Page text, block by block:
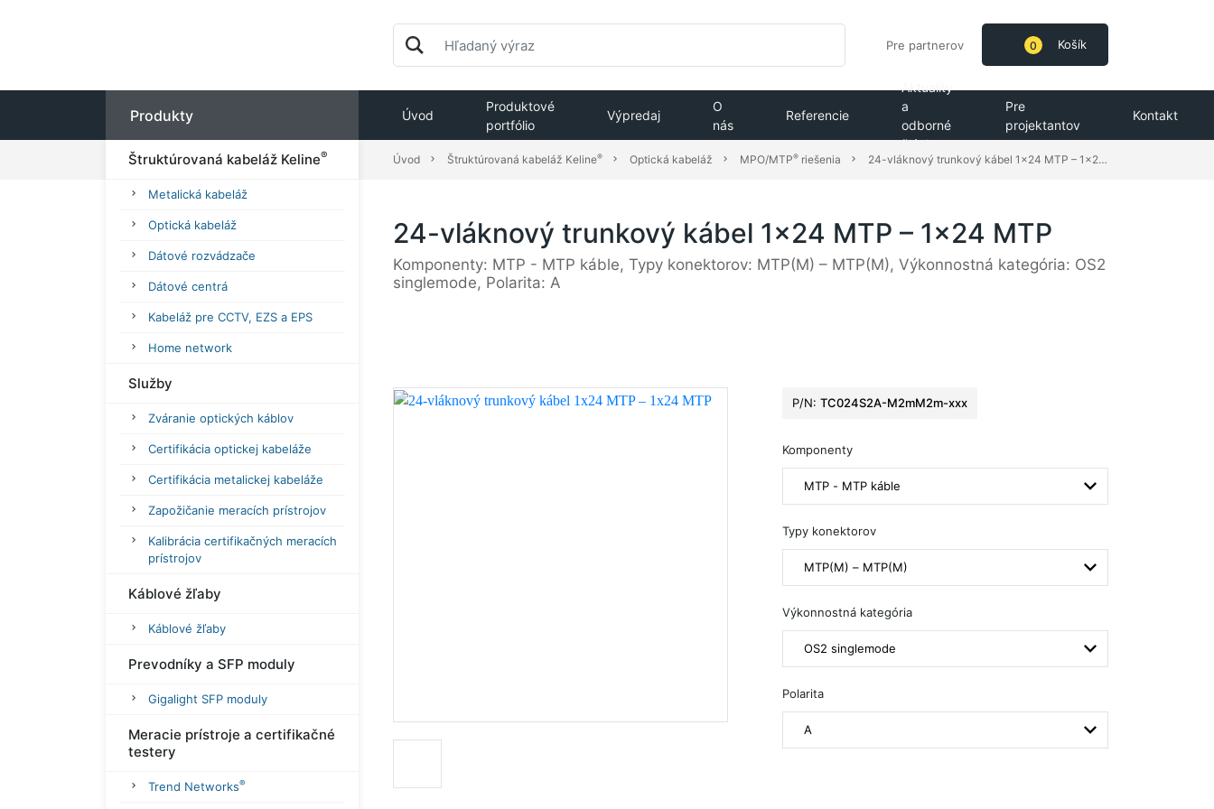
Pre partnerov 0 Košík
Produkty Úvod
Produktové
portfólio
Výpredaj
O
nás
Referencie
Aktuality
a
odborné
články
Pre
projektantov
Kontakt
Štruktúrovaná kabeláž Keline®
Metalická kabeláž
Optická kabeláž
Dátové rozvádzače
Dátové centrá
Kabeláž pre CCTV, EZS a EPS
Home network
Služby
Zváranie optických káblov
Certifikácia optickej kabeláže
Certifikácia metalickej kabeláže
Zapožičanie meracích prístrojov
Kalibrácia certifikačných meracích
prístrojov
Káblové žľaby
Káblové žľaby
Prevodníky a SFP moduly
Gigalight SFP moduly
Meracie prístroje a certifikačné
testery
Trend Networks®
Úvod Štruktúrovaná kabeláž Keline® Optická kabeláž MPO/MTP® ​ riešenia 24-vláknový trunkový kábel 1x24 MTP – 1x24 MTP
24-vláknový trunkový kábel 1x24 MTP – 1x24 MTP
Komponenty: MTP - MTP káble, Typy konektorov: MTP(M) – MTP(M), Výkonnostná kategória: OS2
singlemode, Polarita: A
P/N: TC024S2A-M2mM2m-xxx
Komponenty
MTP - MTP káble
Typy konektorov
MTP(M) – MTP(M)
Výkonnostná kategória
OS2 singlemode
Polarita
A